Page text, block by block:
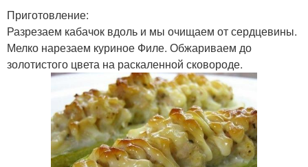
Приготовление:
Разрезаем кабачок вдоль и мы очищаем от сердцевины.
Мелко нарезаем куриное Филе. Обжариваем до
золотистого цвета на раскаленной сковороде.